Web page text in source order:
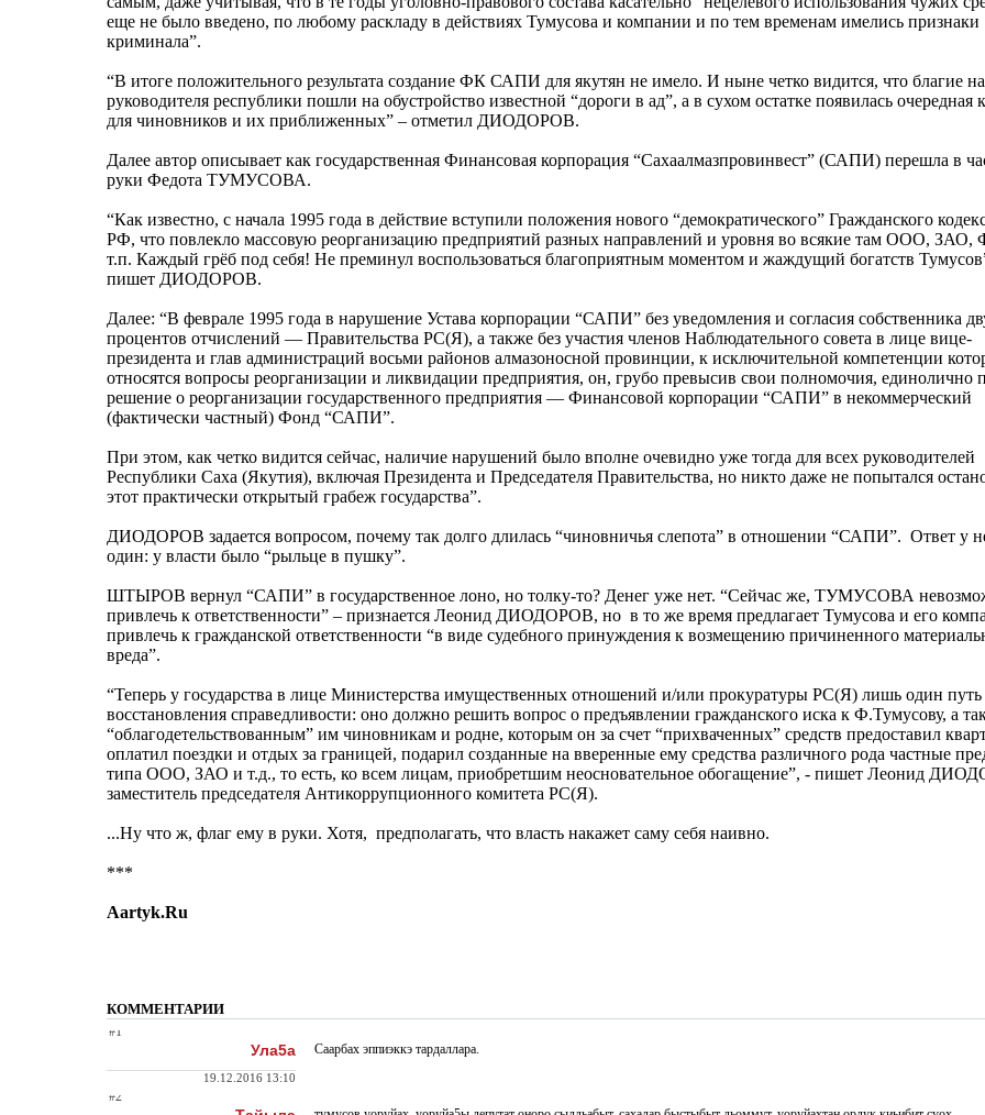
еще не было введено, по любому раскладу в действиях Тумусова и компании и по тем временам имелись признаки
криминала”.
“В итоге положительного результата создание ФК САПИ для якутян не имело. И ныне четко видится, что благие
руководителя республики пошли на обустройство известной “дороги в ад”, а в сухом остатке появилась очередная
для чиновников и их приближенных” – отметил ДИОДОРОВ.
Далее автор описывает как государственная Финансовая корпорация “Сахаалмазпровинвест” (САПИ) перешла в
руки Федота ТУМУСОВА.
“Как известно, с начала 1995 года в действие вступили положения нового “демократического” Гражданского
РФ, что повлекло массовую реорганизацию предприятий разных направлений и уровня во всякие там ООО, ЗАО,
т.п. Каждый грёб под себя! Не преминул воспользоваться благоприятным моментом и жаждущий богатств
пишет ДИОДОРОВ.
Далее: “В феврале 1995 года в нарушение Устава корпорации “САПИ” без уведомления и согласия собственника
процентов отчислений — Правительства РС(Я), а также без участия членов Наблюдательного совета в лице вице-
президента и глав администраций восьми районов алмазоносной провинции, к исключительной компетенции
относятся вопросы реорганизации и ликвидации предприятия, он, грубо превысив свои полномочия, единолично
решение о реорганизации государственного предприятия — Финансовой корпорации “САПИ” в некоммерческий
(фактически частный) Фонд “САПИ”.
При этом, как четко видится сейчас, наличие нарушений было вполне очевидно уже тогда для всех руководителей
Республики Саха (Якутия), включая Президента и Председателя Правительства, но никто даже не попытался
этот практически открытый грабеж государства”.
ДИОДОРОВ задается вопросом, почему так долго длилась “чиновничья слепота” в отношении “САПИ”. Ответ у
один: у власти было “рыльце в пушку”.
ШТЫРОВ вернул “САПИ” в государственное лоно, но толку-то? Денег уже нет. “Сейчас же, ТУМУСОВА
привлечь к ответственности” – признается Леонид ДИОДОРОВ, но в то же время предлагает Тумусова и его
привлечь к гражданской ответственности “в виде судебного принуждения к возмещению причиненного
вреда”.
“Теперь у государства в лице Министерства имущественных отношений и/или прокуратуры РС(Я) лишь один путь
восстановления справедливости: оно должно решить вопрос о предъявлении гражданского иска к Ф.Тумусову, а
“облагодетельствованным” им чиновникам и родне, которым он за счет “прихваченных” средств предоставил
оплатил поездки и отдых за границей, подарил созданные на вверенные ему средства различного рода частные
типа ООО, ЗАО и т.д., то есть, ко всем лицам, приобретшим неосновательное обогащение”, - пишет Леонид
заместитель председателя Антикоррупционного комитета РС(Я).
...Ну что ж, флаг ему в руки. Хотя, предполагать, что власть накажет саму себя наивно.
***
Aartyk.Ru
КОММЕНТАРИИ
#1
Ула5а
19.12.2016 13:10
Саарбах эппиэккэ тардаллара.
#2